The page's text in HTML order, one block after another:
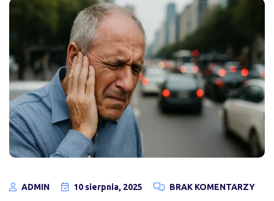
ADMIN 10 sierpnia, 2025 BRAK KOMENTARZY